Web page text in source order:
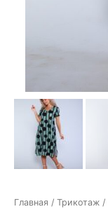
Главная / Трикотаж /